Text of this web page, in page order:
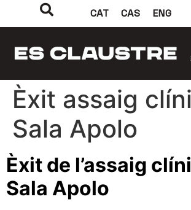
CAT CAS ENG
Èxit assaig
Sala Apolo
Èxit de l’assaig
Sala Apolo